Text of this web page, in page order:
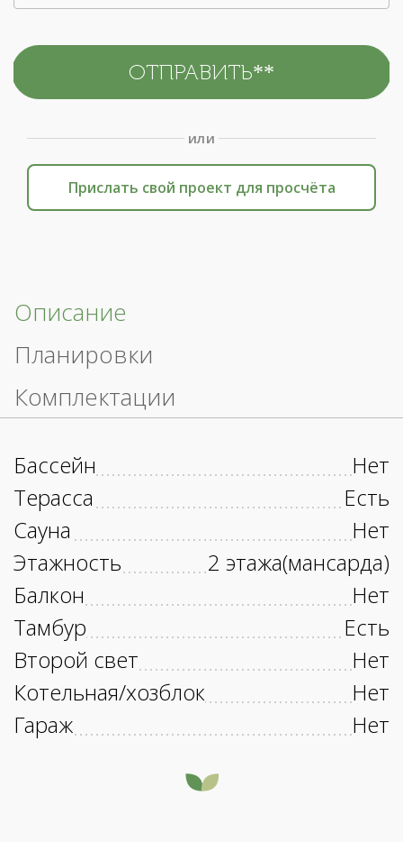
или
Прислать свой проект для просчёта
Описание
Планировки
Комплектации
Бассейн
Нет
Терасса
Есть
Сауна
Нет
Этажность
2 этажа(мансарда)
Балкон
Нет
Тамбур
Есть
Второй свет
Нет
Котельная/хозблок
Нет
Гараж
Нет